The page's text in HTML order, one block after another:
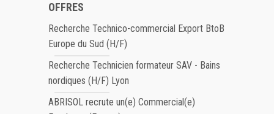
OFFRES
Recherche Technico-commercial Export BtoB
Europe du Sud (H/F)
Recherche Technicien formateur SAV - Bains
nordiques (H/F) Lyon
ABRISOL recrute un(e) Commercial(e)